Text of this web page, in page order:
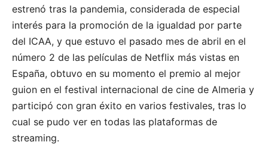
estrenó tras la pandemia, considerada de especial
interés para la promoción de la igualdad por parte
del ICAA, y que estuvo el pasado mes de abril en el
número 2 de las películas de Netflix más vistas en
España, obtuvo en su momento el premio al mejor
guion en el festival internacional de cine de Almeria y
participó con gran éxito en varios festivales, tras lo
cual se pudo ver en todas las plataformas de
streaming.